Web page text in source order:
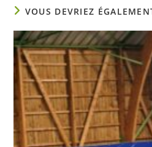
VOUS DEVRIEZ